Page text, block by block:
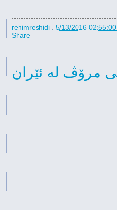
rehimreshidi 5/13/2016 02:55:00
Share
مرۆڤ لە ئێران